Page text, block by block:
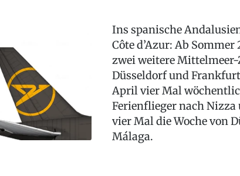
Ins spanische
Côte d’Azur: Ab
zwei weitere Mittelmeer-
Düsseldorf und Frankfurt
April vier Mal
Ferienflieger nach Nizza
vier Mal die Woche von
Málaga.